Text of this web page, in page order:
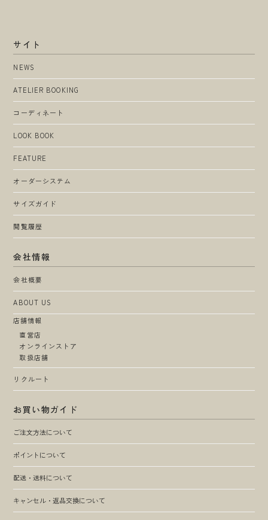
サイト
NEWS
ATELIER BOOKING
コーディネート
LOOK BOOK
FEATURE
オーダーシステム
サイズガイド
閲覧履歴
会社情報
会社概要
ABOUT US
店舗情報
直営店
オンラインストア
取扱店舗
リクルート
お買い物ガイド
ご注文方法について
ポイントについて
配送・送料について
キャンセル・返品交換について